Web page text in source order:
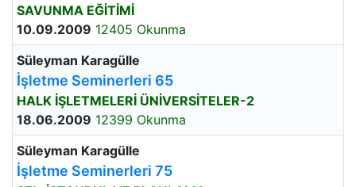
SAVUNMA EĞİTİMİ
10.09.2009 12405 Okunma
Süleyman Karagülle
İşletme Seminerleri 65
HALK İŞLETMELERİ ÜNİVERSİTELER-2
18.06.2009 12399 Okunma
Süleyman Karagülle
İşletme Seminerleri 75